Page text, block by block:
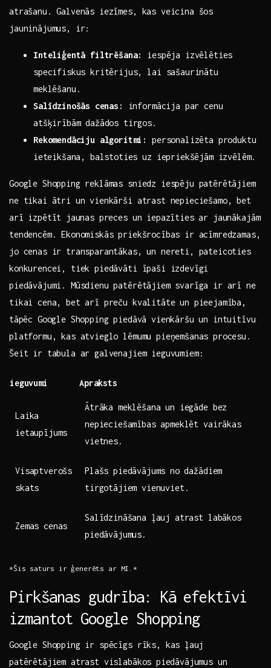
atrašanu. Galvenās iezīmes, kas veicina šos
jauninājumus, ir:
Inteliģentā filtrēšana:
iespēja izvēlēties
specifiskus kritērijus, lai sašaurinātu
meklēšanu.
Salīdzinošās ⁢cenas:
informācija ​par cenu
atšķirībām dažādos tirgos.
Rekomendāciju algoritmi:
personalizēta produktu
⁣ieteikšana, balstoties ‍uz iepriekšējām ‌izvēlēm.
Google Shopping reklāmas sniedz iespēju patērētājiem
ne tikai ātri un ‌vienkārši atrast nepieciešamo, bet
arī izpētīt ⁢jaunas‌ preces un iepazīties ar jaunākajām
tendencēm. Ekonomiskās priekšrocības ir acīmredzamas,
jo cenas ir transparantākas, un nereti, pateicoties
konkurencei, tiek piedāvāti īpaši izdevīgi
piedāvājumi. Mūsdienu patērētājiem svarīga ir arī⁤ ne
tikai cena, bet arī preču kvalitāte un pieejamība,
⁣tāpēc Google‌ Shopping piedāvā vienkāršu un intuitīvu
platformu, kas atvieglo lēmumu pieņemšanas procesu.
Šeit ir tabula ar galvenajiem ieguvumiem:
ieguvumi Apraksts
Laika
ietaupījums
Ātrāka meklēšana un iegāde bez⁤
nepieciešamības ‍apmeklēt vairākas
vietnes.
Visaptverošs
skats
Plašs piedāvājums no ⁣dažādiem
tirgotājiem vienuviet.
Zemas cenas
Salīdzināšana ļauj atrast labākos
‍piedāvājumus.
*Šis⁤ saturs ir ģenerēts ar MI.*
Pirkšanas gudrība: Kā ⁤efektīvi
izmantot Google Shopping
Google Shopping ir spēcīgs rīks, kas ⁢ļauj
patērētājiem atrast vislabākos⁢ piedāvājumus ‍un⁤